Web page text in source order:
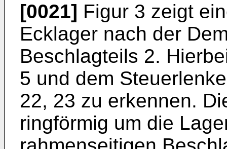
[0021] Figur 3 zeigt
Ecklager nach der
Beschlagteils 2.
5 und dem
22, 23 zu erkennen.
ringförmig um die